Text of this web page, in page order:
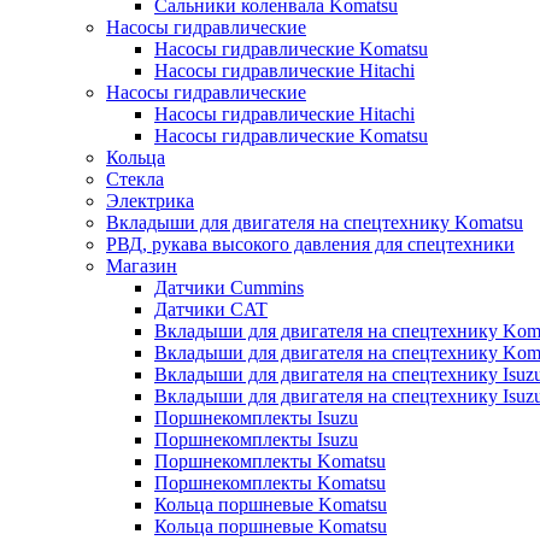
Сальники коленвала Komatsu
Насосы гидравлические
Насосы гидравлические Komatsu
Насосы гидравлические Hitachi
Насосы гидравлические
Насосы гидравлические Hitachi
Насосы гидравлические Komatsu
Кольца
Стекла
Электрика
Вкладыши для двигателя на спецтехнику Komatsu
РВД, рукава высокого давления для спецтехники
Магазин
Датчики Cummins
Датчики CAT
Вкладыши для двигателя на спецтехнику
Вкладыши для двигателя на спецтехнику
Вкладыши для двигателя на спецтехнику
Вкладыши для двигателя на спецтехнику
Поршнекомплекты Isuzu
Поршнекомплекты Isuzu
Поршнекомплекты Komatsu
Поршнекомплекты Komatsu
Кольца поршневые Komatsu
Кольца поршневые Komatsu